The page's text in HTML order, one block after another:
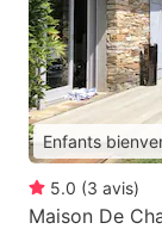
Enfants
5.0 (3 avis)
Maison De